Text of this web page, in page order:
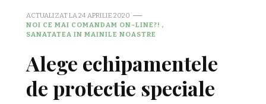
ACTUALIZAT LA 24 APRILIE 2020
NOI CE MAI COMANDAM ON-LINE?!
SANATATEA IN MAINILE NOASTRE
Alege echipamentele
de protectie speciale